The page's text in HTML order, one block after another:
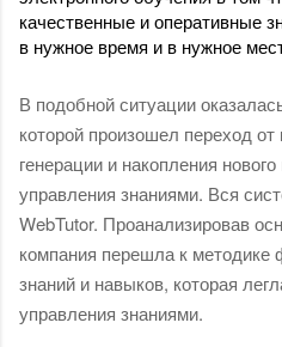
качественные и оперативные
в нужное время и в нужное
В подобной ситуации
которой произошел переход
генерации и накопления
управления знаниями. Вся
WebTutor. Проанализировав
компания перешла к методике
знаний и навыков, которая
управления знаниями.